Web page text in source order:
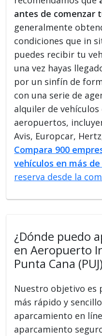
antes de comenzar
generalmente
condiciones que in
puedes recibir tu
una vez hayas
por un sinfín de
con una serie de
alquiler de
aeropuertos,
Avis, Europcar,
Compara 900
vehículos en más
reserva desde la
¿Dónde puedo
en Aeropuerto
Punta Cana
Nuestro objetivo es
más rápido y
aparcamiento en
aparcamiento